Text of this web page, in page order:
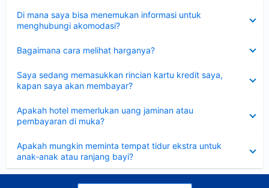
Di mana saya bisa menemukan informasi untuk
menghubungi akomodasi?
Bagaimana cara melihat harganya?
Saya sedang memasukkan rincian kartu kredit saya,
kapan saya akan membayar?
Apakah hotel memerlukan uang jaminan atau
pembayaran di muka?
Apakah mungkin meminta tempat tidur ekstra untuk
anak-anak atau ranjang bayi?